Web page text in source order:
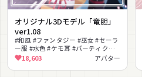
オリジナル3Dモデル「竜胆」
ver1.08
#和風 #ファンタジー #巫女 #セーラ
ー服 #水色 #ケモ耳 #パーティクル #
フルトラ対応 #リップシンク #アイ
トラッキング
18,603 アバター